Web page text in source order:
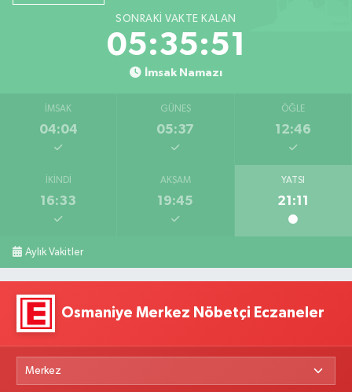
SONRAKI VAKTE KALAN
05:35:50
İmsak Namazı
İMSAK
04:04
GÜNEŞ
05:37
ÖĞLE
12:46
İKINDI
16:33
AKŞAM
19:45
YATSI
21:11
Aylık Vakitler
Osmaniye Merkez Nöbetçi Eczaneler